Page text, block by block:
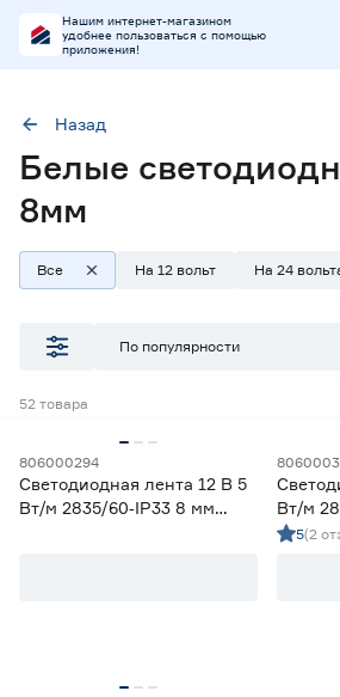
Нашим интернет-магазином
удобнее пользоваться с помощью
приложения!
Ширина (мм)8
Наличие в магазинах
Ростовское шоссе, 28/7
Тип
Ленты диодные для бани и сауны
Ленты диодные для влажных
Назад
Белые
8мм
Все На 12 вольт На 24
По популярности
52 товара
806000294
Светодиодная лента 12 В 5
Вт/м 2835/60‑IP33 8 мм
Вт/м
5(2